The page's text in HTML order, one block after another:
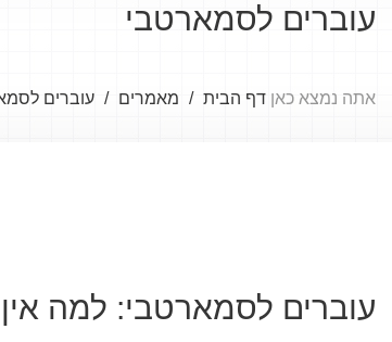
עוברים לסמארטבי
אתה נמצא כאן דף הבית מאמרים עוברים
עוברים לסמארטבי: למה